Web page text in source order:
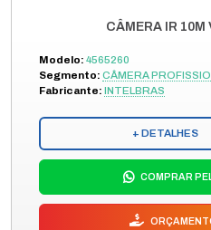
CÂMERA IR 10M
Modelo: 4565260
Segmento: CÂMERA
Fabricante: INTELBRAS
+ DETALHES
COMPRAR